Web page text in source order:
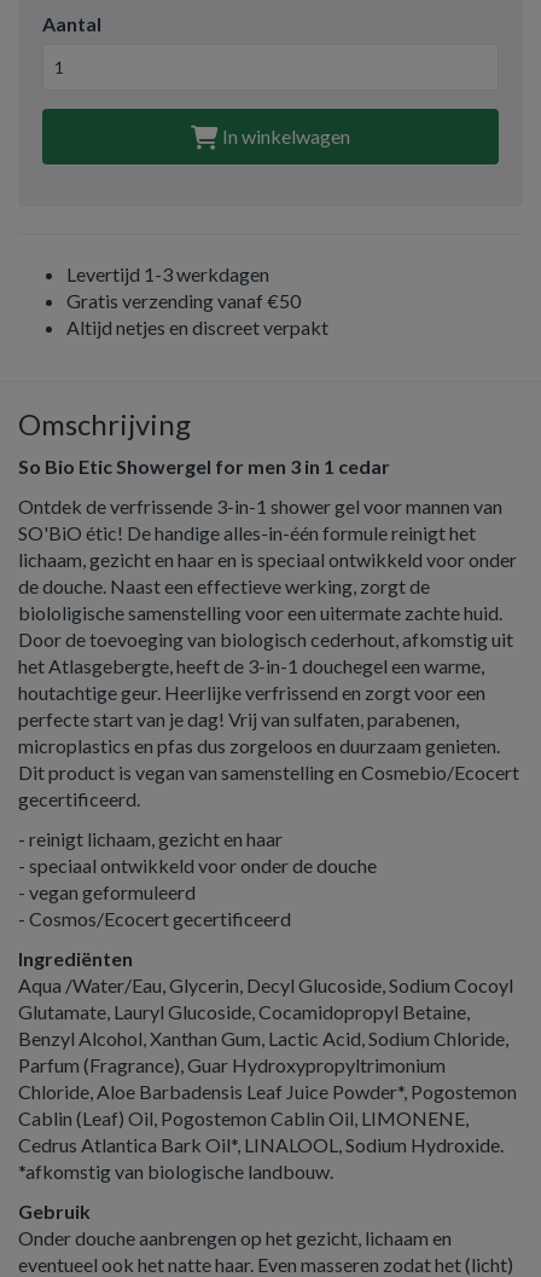
Aantal
In winkelwagen
Levertijd 1-3 werkdagen
Gratis verzending vanaf €50
Altijd netjes en discreet verpakt
Omschrijving
So Bio Etic Showergel for men 3 in 1 cedar
Ontdek de verfrissende 3-in-1 shower gel voor mannen van
SO'BiO étic! De handige alles-in-één formule reinigt het
lichaam, gezicht en haar en is speciaal ontwikkeld voor onder
de douche. Naast een effectieve werking, zorgt de
biololigische samenstelling voor een uitermate zachte huid.
Door de toevoeging van biologisch cederhout, afkomstig uit
het Atlasgebergte, heeft de 3-in-1 douchegel een warme,
houtachtige geur. Heerlijke verfrissend en zorgt voor een
perfecte start van je dag! Vrij van sulfaten, parabenen,
microplastics en pfas dus zorgeloos en duurzaam genieten.
Dit product is vegan van samenstelling en Cosmebio/Ecocert
gecertificeerd.
- reinigt lichaam, gezicht en haar
- speciaal ontwikkeld voor onder de douche
- vegan geformuleerd
- Cosmos/Ecocert gecertificeerd
Ingrediënten
Aqua /Water/Eau, Glycerin, Decyl Glucoside, Sodium Cocoyl
Glutamate, Lauryl Glucoside, Cocamidopropyl Betaine,
Benzyl Alcohol, Xanthan Gum, Lactic Acid, Sodium Chloride,
Parfum (Fragrance), Guar Hydroxypropyltrimonium
Chloride, Aloe Barbadensis Leaf Juice Powder*, Pogostemon
Cablin (Leaf) Oil, Pogostemon Cablin Oil, LIMONENE,
Cedrus Atlantica Bark Oil*, LINALOOL, Sodium Hydroxide.
*afkomstig van biologische landbouw.
Gebruik
Onder douche aanbrengen op het gezicht, lichaam en
eventueel ook het natte haar. Even masseren zodat het (licht)